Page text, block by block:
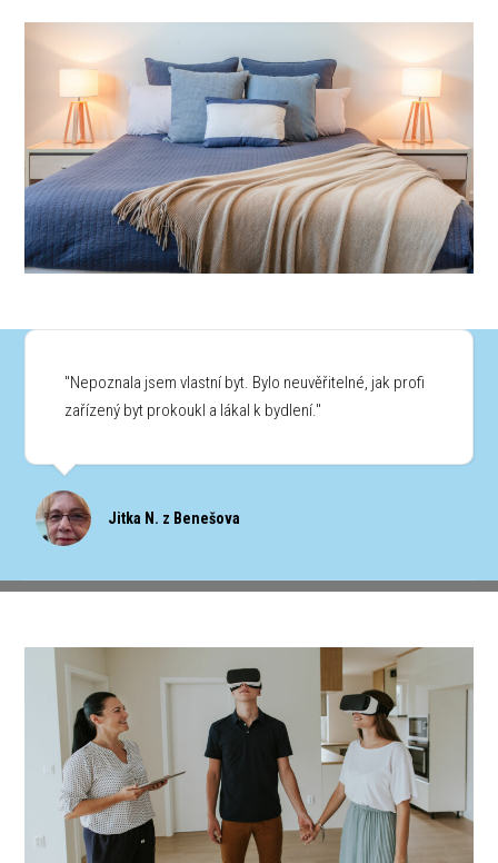
"Nepoznala jsem vlastní byt. Bylo neuvěřitelné, jak profi
zařízený byt prokoukl a lákal k bydlení."
Jitka N. z Benešova